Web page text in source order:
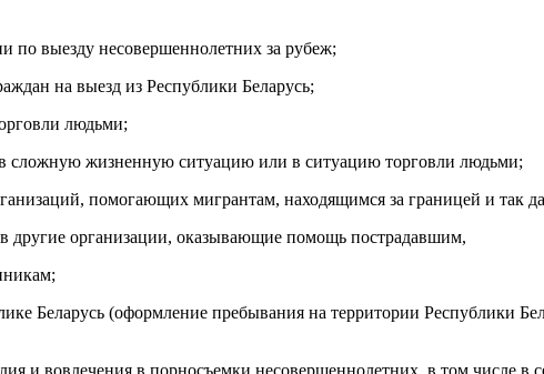
по выезду несовершеннолетних за рубеж;
на выезд из Республики Беларусь;
людьми;
сложную жизненную ситуацию или в ситуацию торговли людьми;
помогающих мигрантам, находящимся за границей и так
другие организации, оказывающие помощь пострадавшим,
Беларусь (оформление пребывания на территории Республики
и вовлечения в порносъемки несовершеннолетних, в том числе в